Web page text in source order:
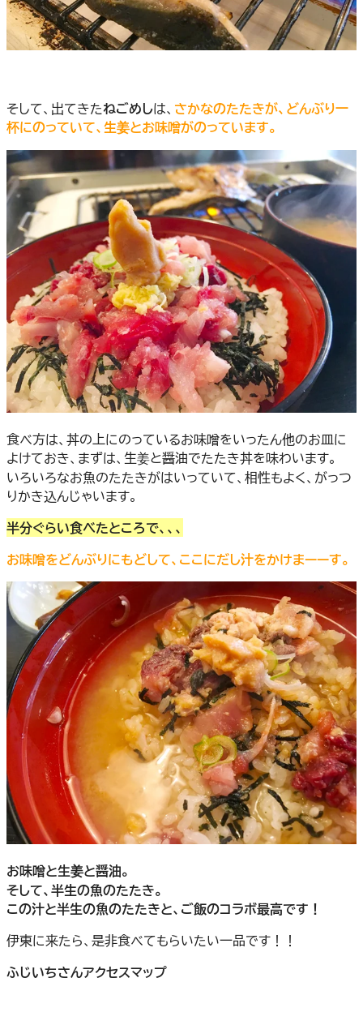
そして、出てきたねごめしは、 さかなのたたきが、どんぶり一
杯にのっていて、生姜とお味噌がのっています。
食べ方は、丼の上にのっているお味噌をいったん他のお皿に
よけておき、まずは、生姜と醤油でたたき丼を味わいます。
いろいろなお魚のたたきがはいっていて、相性もよく、がっつ
りかき込んじゃいます。
半分ぐらい食べたところで、、、
お味噌をどんぶりにもどして、ここにだし汁をかけまーーす。
お味噌と生姜と醤油。
そして、半生の魚のたたき。
この汁と半生の魚のたたきと、ご飯のコラボ最高です！
伊東に来たら、是非食べてもらいたい一品です！！
ふじいちさんアクセスマップ